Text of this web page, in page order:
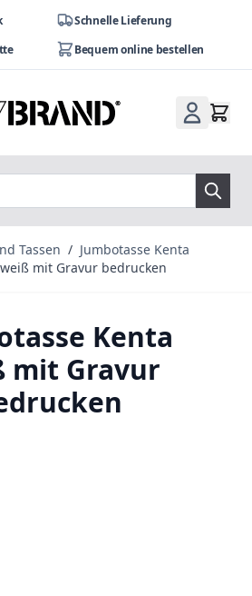
Schnelle Lieferung
Bequem online bestellen
Tassen / Jumbotasse Kenta
mit Gravur bedrucken
Kenta
mit Gravur